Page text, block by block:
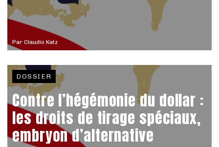
Par Claudio Katz
DOSSIER
Contre l’hégémonie du dollar :
les droits de tirage spéciaux,
embryon d’alternative